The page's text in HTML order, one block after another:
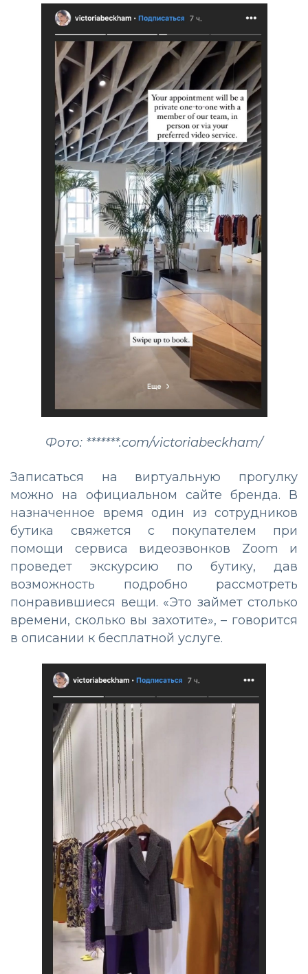
Фото: *******.com/victoriabeckham/
Записаться на виртуальную прогулку
можно на официальном сайте бренда. В
назначенное время один из сотрудников
бутика свяжется с покупателем при
помощи сервиса видеозвонков Zoom и
проведет экскурсию по бутику, дав
возможность подробно рассмотреть
понравившиеся вещи. «Это займет столько
времени, сколько вы захотите», – говорится
в описании к бесплатной услуге.